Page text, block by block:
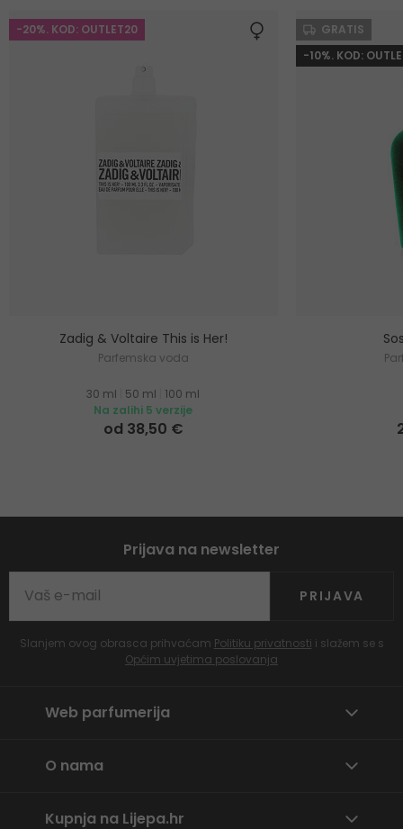
-20%. KOD: OUTLET20
Zadig & Voltaire This is Her!
Parfemska voda
30 ml 50 ml
100 ml
Na zalihi 5 verzije
od 38,50 €
GRATIS
-10%. KOD:
Prijava na newsletter
PRIJAVA
Slanjem ovog obrasca prihvaćam Politiku privatnosti i slažem se s
Općim uvjetima poslovanja
Web parfumerija
O nama
Kupnja na Lijepa.hr